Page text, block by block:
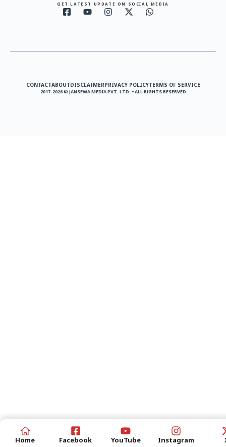
GET LATEST UPDATE ON SOCIAL MEDIA
CONTACTABOUTDISCLAIMERPRIVACY POLICYTERMS OF SERVICE
2017-2026 © JANSEWA MEDIA PVT. LTD. • ALL RIGHTS RESERVED
Home Facebook YouTube Instagram